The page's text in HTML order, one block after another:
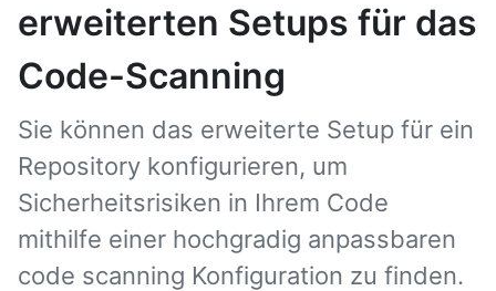
erweiterten Setups für das
Code-Scanning
Sie können das erweiterte Setup für ein
Repository konfigurieren, um
Sicherheitsrisiken in Ihrem Code
mithilfe einer hochgradig anpassbaren
code scanning Konfiguration zu finden.